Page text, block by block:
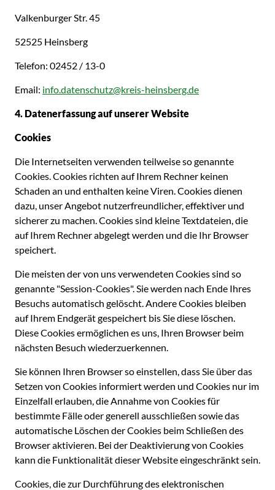
Valkenburger Str. 45
52525 Heinsberg
Telefon: 02452 / 13-0
Email: info.datenschutz@kreis-heinsberg.de
4. Datenerfassung auf unserer Website
Cookies
Die Internetseiten verwenden teilweise so genannte
Cookies. Cookies richten auf Ihrem Rechner keinen
Schaden an und enthalten keine Viren. Cookies dienen
dazu, unser Angebot nutzerfreundlicher, effektiver und
sicherer zu machen. Cookies sind kleine Textdateien, die
auf Ihrem Rechner abgelegt werden und die Ihr Browser
speichert.
Die meisten der von uns verwendeten Cookies sind so
genannte "Session-Cookies". Sie werden nach Ende Ihres
Besuchs automatisch gelöscht. Andere Cookies bleiben
auf Ihrem Endgerät gespeichert bis Sie diese löschen.
Diese Cookies ermöglichen es uns, Ihren Browser beim
nächsten Besuch wiederzuerkennen.
Sie können Ihren Browser so einstellen, dass Sie über das
Setzen von Cookies informiert werden und Cookies nur im
Einzelfall erlauben, die Annahme von Cookies für
bestimmte Fälle oder generell ausschließen sowie das
automatische Löschen der Cookies beim Schließen des
Browser aktivieren. Bei der Deaktivierung von Cookies
kann die Funktionalität dieser Website eingeschränkt sein.
Cookies, die zur Durchführung des elektronischen